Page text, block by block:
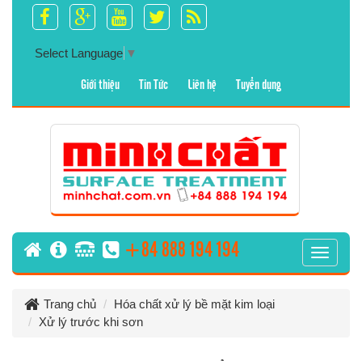
Select Language ▼
Giới thiệu Tin Tức Liên hệ Tuyển dụng
T
o
+84 888 194 194
Trang chủ
Hóa chất xử lý bề mặt kim loại
Xử lý trước khi sơn